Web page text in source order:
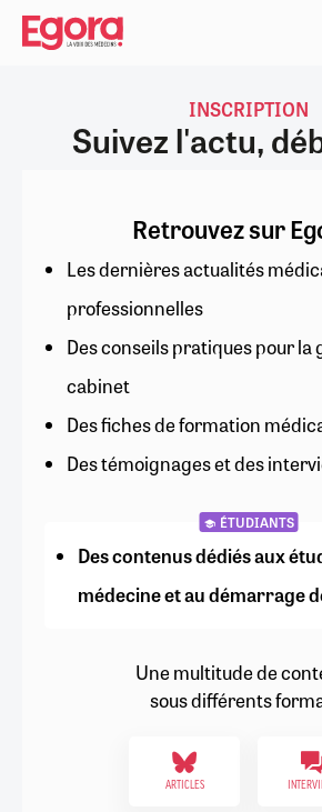
Aller
contenu
INSCRIPTION
Suivez l'actu,
Retrouvez sur
Les dernières actualités
professionnelles
Des conseils pratiques pour la
cabinet
Des fiches de formation
Des témoignages et des
ÉTUDIANTS
Des contenus dédiés aux
médecine et au démarrage
Une multitude de
sous différents
ARTICLES